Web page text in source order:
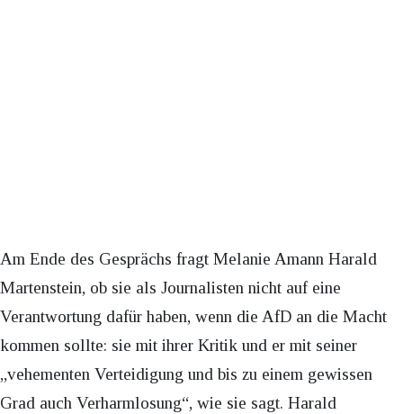
Am Ende des Gesprächs fragt Melanie Amann Harald
Martenstein, ob sie als Journalisten nicht auf eine
Verantwortung dafür haben, wenn die AfD an die Macht
kommen sollte: sie mit ihrer Kritik und er mit seiner
„vehementen Verteidigung und bis zu einem gewissen
Grad auch Verharmlosung“, wie sie sagt. Harald